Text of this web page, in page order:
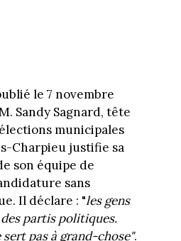
le 7 novembre
Sandy Sagnard, tête
municipales
Charpieu justifie sa
son équipe de
sans
Il déclare : "les gens
partis politiques.
pas à grand-chose".